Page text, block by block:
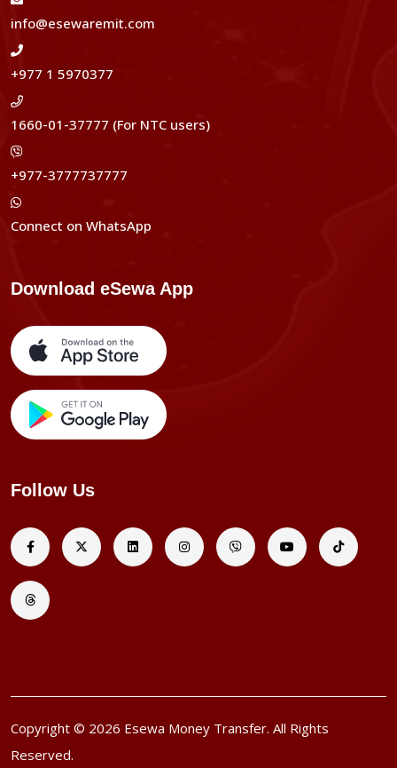
info@esewaremit.com
+977 1 5970377
1660-01-37777 (For NTC users)
+977-3777737777
Connect on WhatsApp
Download eSewa App
Follow Us
Copyright © 2026 Esewa Money Transfer. All Rights
Reserved.